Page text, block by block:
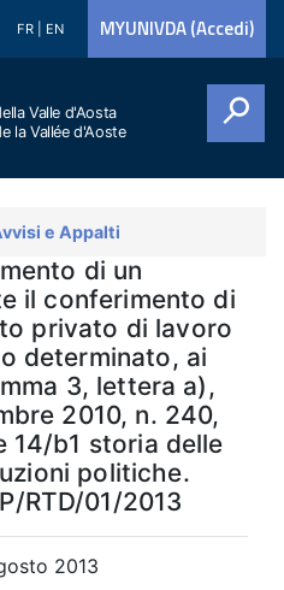
FR EN MYUNIVDA (Accedi)
Valle d'Aosta
la Vallée d'Aoste
e Appalti
di un
il conferimento di
privato di lavoro
determinato, ai
3, lettera a),
2010, n. 240,
14/b1 storia delle
politiche.
RTD/01/2013
2013